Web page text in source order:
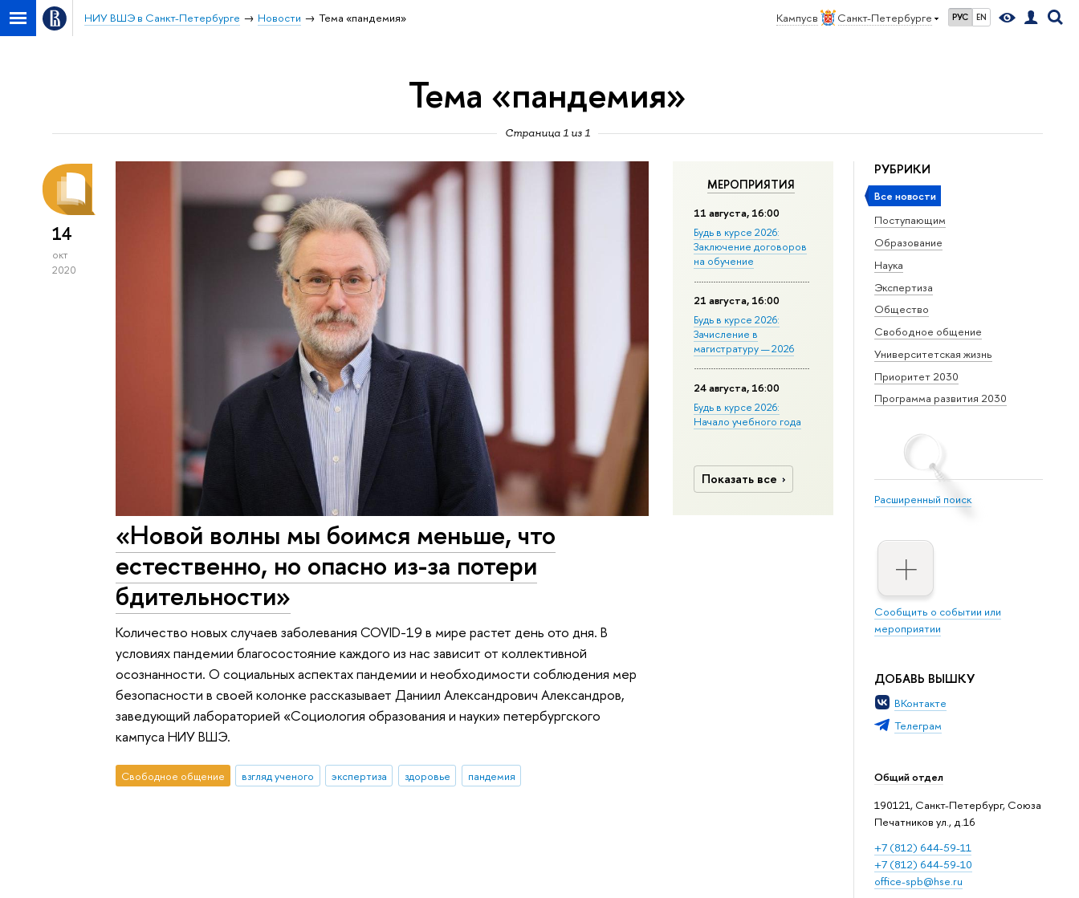
Кампус в Санкт-Петербурге РУС EN
НИУ ВШЭ в Санкт-Петербурге Новости Тема «пандемия»
Тема «пандемия»
Страница 1 из 1
РУБРИКИ
Все новости
Поступающим
Образование
Наука
Экспертиза
Общество
Свободное общение
Университетская жизнь
Приоритет 2030
Программа развития 2030
Расширенный поиск
Сообщить о событии или
мероприятии
ДОБАВЬ ВЫШКУ
ВКонтакте
Телеграм
Общий отдел
190121, Санкт-Петербург, Союза
Печатников ул., д.16
+7 (812) 644-59-11
+7 (812) 644-59-10
office-spb@hse.ru
МЕРОПРИЯТИЯ
11 августа, 16:00
Будь в курсе 2026:
Заключение договоров
на обучение
21 августа, 16:00
Будь в курсе 2026:
Зачисление в
магистратуру — 2026
24 августа, 16:00
Будь в курсе 2026:
Начало учебного года
Показать все
14
окт
2020
«Новой волны мы боимся меньше, что
естественно, но опасно из-за потери
бдительности»
Количество новых случаев заболевания COVID-19 в мире растет день ото дня. В
условиях пандемии благосостояние каждого из нас зависит от коллективной
осознанности. О социальных аспектах пандемии и необходимости соблюдения мер
безопасности в своей колонке рассказывает Даниил Александрович Александров,
заведующий лабораторией «Социология образования и науки» петербургского
кампуса НИУ ВШЭ.
Свободное общение взгляд ученого экспертиза здоровье пандемия